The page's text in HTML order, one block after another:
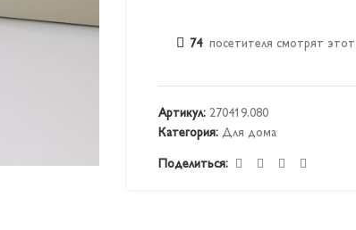
74 посетителя смотрят этот
Артикул: 270419.080
Категория: Для дома
Поделиться: